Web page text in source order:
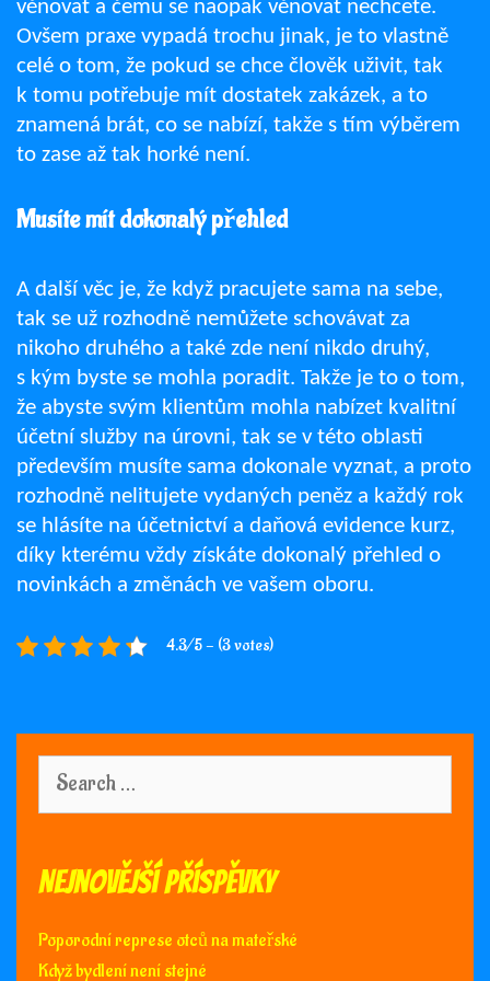
věnovat a čemu se naopak věnovat nechcete.
Ovšem praxe vypadá trochu jinak, je to vlastně
celé o tom, že pokud se chce člověk uživit, tak
k tomu potřebuje mít dostatek zakázek, a to
znamená brát, co se nabízí, takže s tím výběrem
to zase až tak horké není.
Musíte mít dokonalý přehled
A další věc je, že když pracujete sama na sebe,
tak se už rozhodně nemůžete schovávat za
nikoho druhého a také zde není nikdo druhý,
s kým byste se mohla poradit. Takže je to o tom,
že abyste svým klientům mohla nabízet kvalitní
účetní služby na úrovni, tak se v této oblasti
především musíte sama dokonale vyznat, a proto
rozhodně nelitujete vydaných peněz a každý rok
se hlásíte na účetnictví a daňová evidence kurz,
díky kterému vždy získáte dokonalý přehled o
novinkách a změnách ve vašem oboru.
4.3/5 - (3 votes)
for:
Nejnovější příspěvky
Poporodní represe otců na mateřské
Když bydlení není stejné